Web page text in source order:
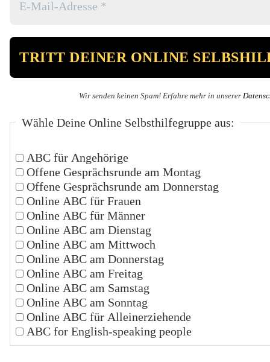
Wir senden keinen Spam! Erfahre mehr in unserer
Wähle Deine Online Selbsthilfegruppe aus:
ABC für Angehörige
Offene Gesprächsrunde am Montag
Offene Gesprächsrunde am Donnerstag
Online ABC für Frauen
Online ABC für Männer
Online ABC am Dienstag
Online ABC am Mittwoch
Online ABC am Donnerstag
Online ABC am Freitag
Online ABC am Samstag
Online ABC am Sonntag
Online ABC für Alleinerziehende
ABC for English-speaking people